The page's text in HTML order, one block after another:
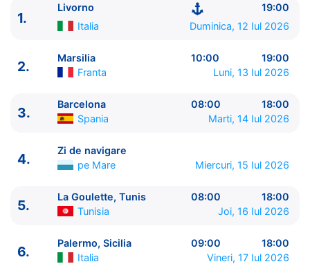
MSC Cruises
ITINERARIU
----------------------------------------
1. Livorno Italia
1.
Livorno
19:00
Italia
Duminica, 12 Iul 2026
2.
Marsilia 10:00
19:00
Franta
Luni, 13 Iul 2026
3.
Barcelona 08:00
18:00
Spania
Marti, 14 Iul 2026
4.
Zi de navigare
pe Mare
Miercuri, 15 Iul 2026
5.
La Goulette, Tunis 08:00
18:00
Tunisia
Joi, 16 Iul 2026
6.
Palermo, Sicilia 09:00
18:00
Italia
Vineri, 17 Iul 2026